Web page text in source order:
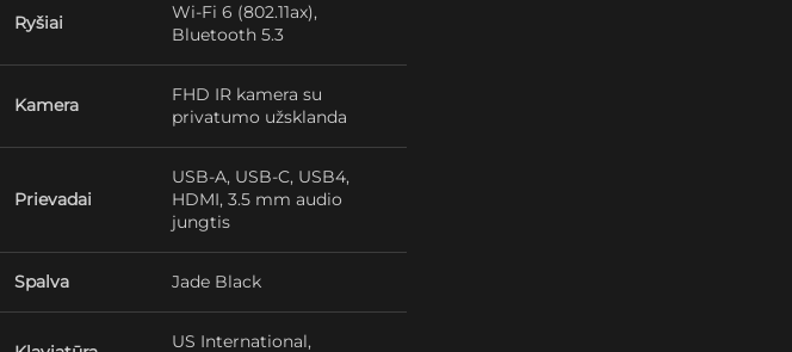
Ryšiai
Wi-Fi 6 (802.11ax),
Bluetooth 5.3
Kamera
FHD IR kamera su
privatumo užsklanda
Prievadai
USB-A, USB-C, USB4,
HDMI, 3.5 mm audio
jungtis
Spalva Jade Black
US International,